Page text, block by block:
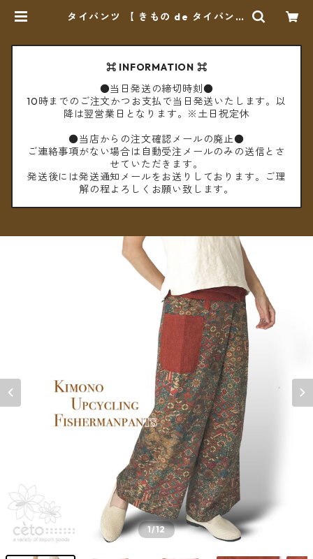
タイパンツ 【 きもの de タイパンツ
⌘ INFORMATION ⌘
●当日発送の締切時刻●
10時までのご注文かつお支払で当日発送いたします。以
降は翌営業日となります。※土日祝定休
●当店からの注文確認メールの廃止●
ご連絡事項がない場合は自動受注メールのみの送信とさ
せていただきます。
発送後には発送通知メールをお送りしております。ご理
解の程よろしくお願い致します。
1/12